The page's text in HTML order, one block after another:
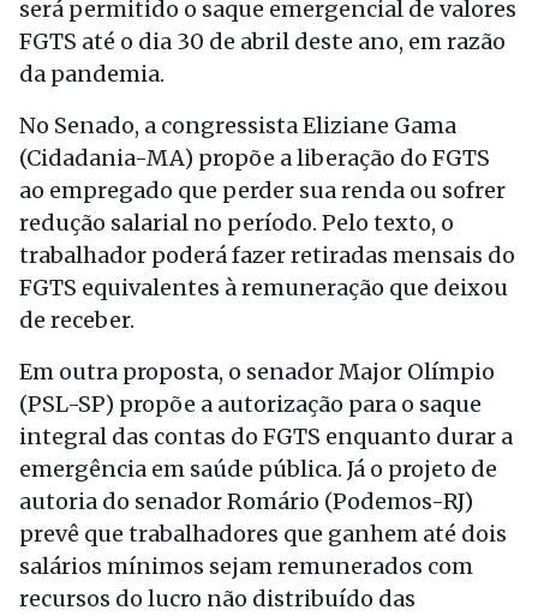
será permitido o saque emergencial de valores
FGTS até o dia 30 de abril deste ano, em razão
da pandemia.
No Senado, a congressista Eliziane Gama
(Cidadania-MA) propõe a liberação do FGTS
ao empregado que perder sua renda ou sofrer
redução salarial no período. Pelo texto, o
trabalhador poderá fazer retiradas mensais do
FGTS equivalentes à remuneração que deixou
de receber.
Em outra proposta, o senador Major Olímpio
(PSL-SP) propõe a autorização para o saque
integral das contas do FGTS enquanto durar a
emergência em saúde pública. Já o projeto de
autoria do senador Romário (Podemos-RJ)
prevê que trabalhadores que ganhem até dois
salários mínimos sejam remunerados com
recursos do lucro não distribuído das